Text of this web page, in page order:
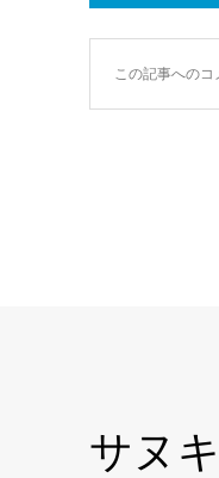
この記事へのコ
サヌ